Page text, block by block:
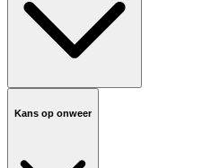
Kans op onweer